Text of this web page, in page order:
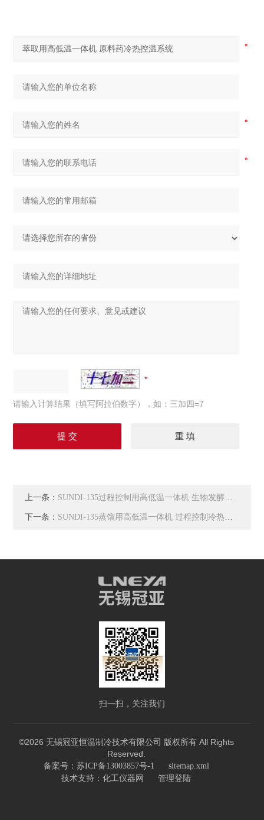
请输入计算结果（填写阿拉伯数字），如：三加四=7
上一条： SUNDI-135过程控制用高低温一体机 生物发酵控温系统
下一条： SUNDI-135蒸馏用高低温一体机 过程控制冷热控温系统
扫一扫，关注我们
©2026 无锡冠亚恒温制冷技术有限公司 版权所有 All Rights
Reserved.
备案号：苏ICP备13003857号-1 sitemap.xml
技术支持： 化工仪器网 管理登陆